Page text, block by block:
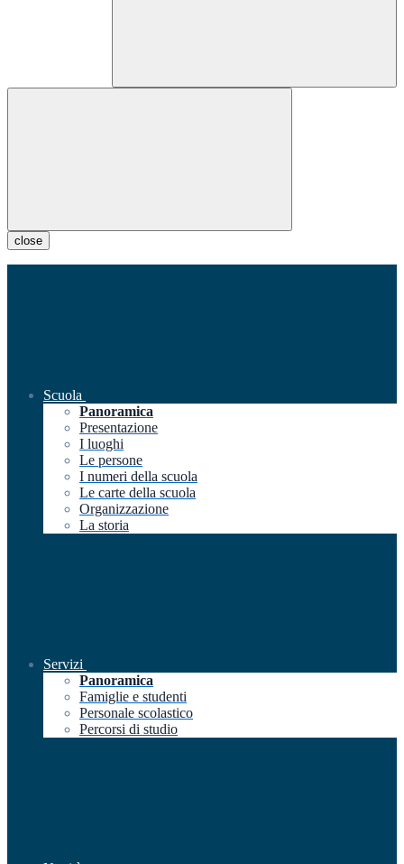
close
Scuola
Panoramica
Presentazione
I luoghi
Le persone
I numeri della scuola
Le carte della scuola
Organizzazione
La storia
Servizi
Panoramica
Famiglie e studenti
Personale scolastico
Percorsi di studio